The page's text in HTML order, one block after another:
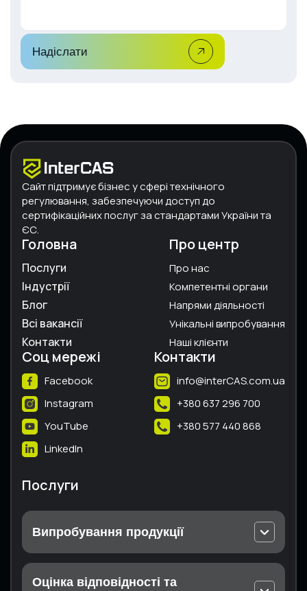
Надіслати
Сайт підтримує бізнес у сфері технічного
регулювання, забезпечуючи доступ до
сертифікаційних послуг за стандартами України та
ЄС.
Головна
Послуги
Індустрії
Блог
Всі вакансії
Контакти
Про центр
Про нас
Компетентні органи
Напрями діяльності
Унікальні випробування
Наші клієнти
Соц мережі
Facebook
Instagram
YouTube
LinkedIn
Контакти
info@interCAS.com.ua
+380 637 296 700
+380 577 440 868
Послуги
Випробування продукції
Випробування електричного та електронного
устаткування
Випробування безпеки машин та шумового
Оцінка відповідності та